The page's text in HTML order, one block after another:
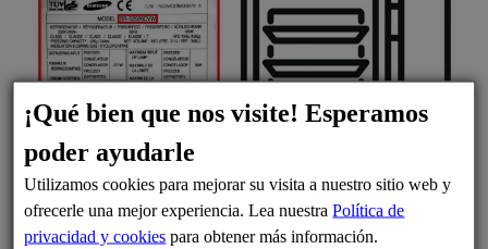
¡Qué bien que nos visite! Esperamos
poder ayudarle
Utilizamos cookies para mejorar su visita a nuestro sitio web y
ofrecerle una mejor experiencia. Lea nuestraPolítica de
privacidad y cookies para obtener más información.